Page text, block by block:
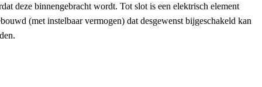
deze binnengebracht wordt. Tot slot is een elektrisch element
(met instelbaar vermogen) dat desgewenst bijgeschakeld kan